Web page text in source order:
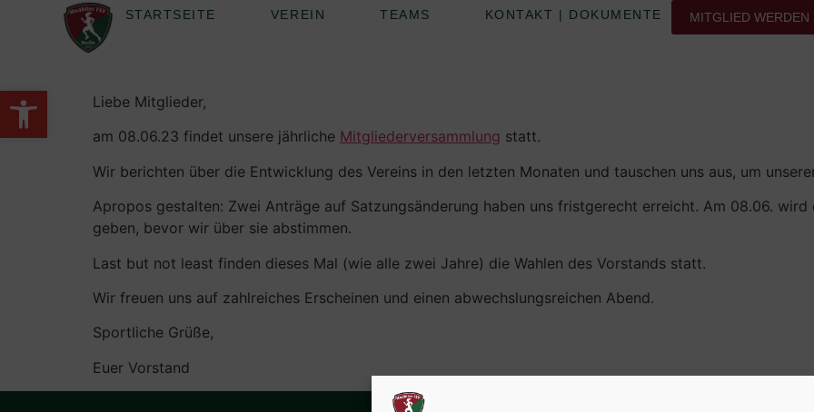
Werkzeugleiste öffnen
STARTSEITE VEREIN TEAMS KONTAKT | DOKUMENTE MITGLIED WERDEN
Liebe Mitglieder,
am 08.06.23 findet unsere jährliche Mitgliederversammlung statt.
Wir berichten über die Entwicklung des Vereins in den letzten Monaten und tauschen uns aus, um
Apropos gestalten: Zwei Anträge auf Satzungsänderung haben uns fristgerecht erreicht. Am 08.06.
geben, bevor wir über sie abstimmen.
Last but not least finden dieses Mal (wie alle zwei Jahre) die Wahlen des Vorstands statt.
Wir freuen uns auf zahlreiches Erscheinen und einen abwechslungsreichen Abend.
Sportliche Grüße,
Euer Vorstand